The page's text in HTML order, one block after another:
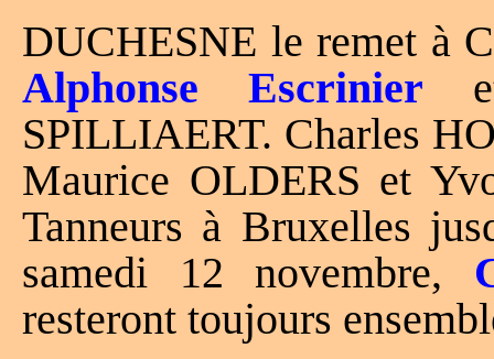
DUCHESNE le remet à
Alphonse Escrinier
SPILLIAERT. Charles
Maurice OLDERS et
Tanneurs à Bruxelles
samedi 12 novembre,
resteront toujours